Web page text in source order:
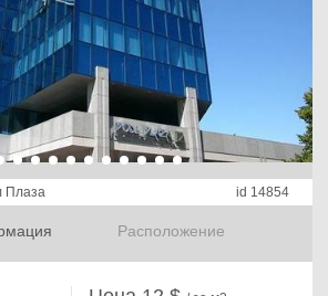
Плаза id 14854
Расположение